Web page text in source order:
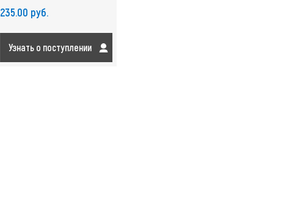
235.00 руб.
Узнать о поступлении